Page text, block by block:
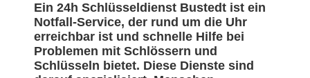
Ein 24h Schlüsseldienst Bustedt ist ein
Notfall-Service, der rund um die Uhr
erreichbar ist und schnelle Hilfe bei
Problemen mit Schlössern und
Schlüsseln bietet. Diese Dienste sind